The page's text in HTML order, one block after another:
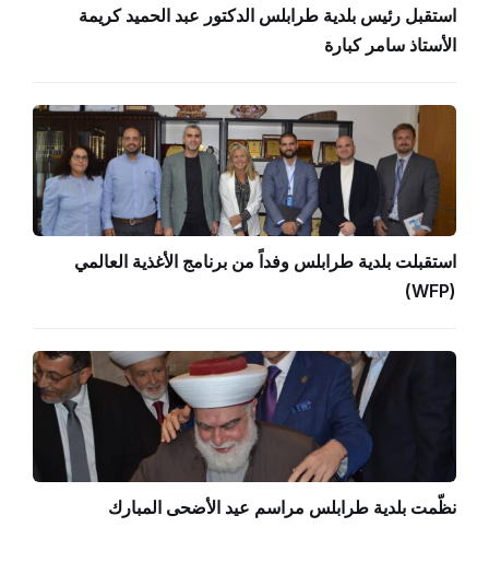
استقبل رئيس بلدية طرابلس الدكتور عبد الحميد كريمة
الأستاذ سامر كبارة
استقبلت بلدية طرابلس وفداً من برنامج الأغذية العالمي
(WFP)
نظّمت بلدية طرابلس مراسم عيد الأضحى المبارك